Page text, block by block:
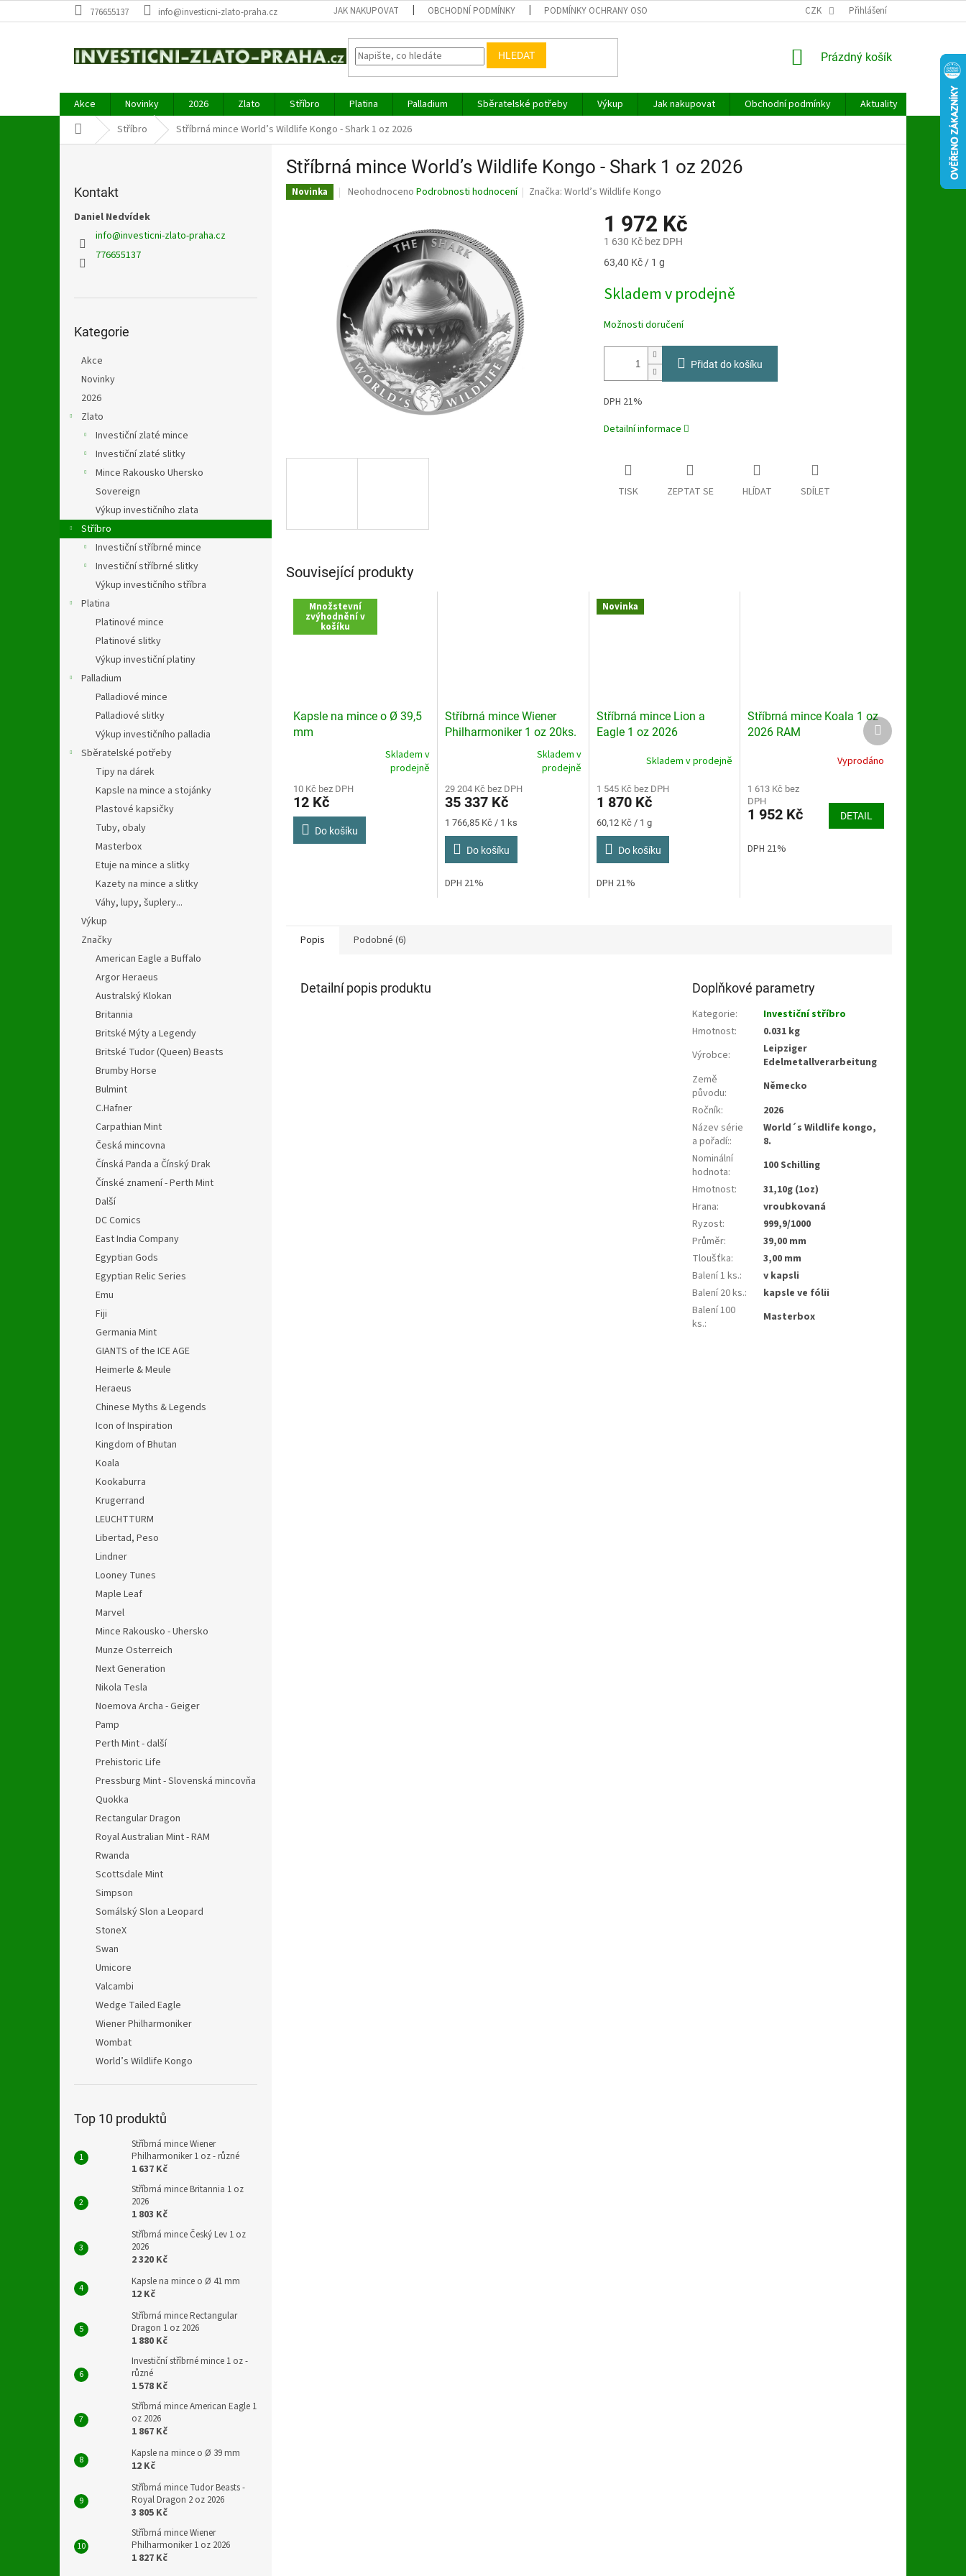
na
776655137 info@investicni-zlato-praha.cz JAK NAKUPOVAT OBCHODNÍ PODMÍNKY PODMÍNKY OCHRANY OSOBNÍCH ÚDAJŮ CZK Přihlášení
HLEDAT
NÁKUPNÍ
Prázdný košík
Akce Novinky 2026 Zlato Stříbro Platina Palladium Sběratelské potřeby Výkup Jak nakupovat Obchodní podmínky Aktuality
Kontakt
Domů Stříbro Stříbrná mince World’s Wildlife Kongo - Shark 1 oz 2026
Kontakt
Daniel Nedvídek
info@investicni-zlato-praha.cz
776655137
kategorie
Kategorie
Akce
Novinky
2026
Zlato
Investiční zlaté mince
Investiční zlaté slitky
Mince Rakousko Uhersko
Sovereign
Výkup investičního zlata
Stříbro
Investiční stříbrné mince
Investiční stříbrné slitky
Výkup investičního stříbra
Platina
Platinové mince
Platinové slitky
Výkup investiční platiny
Palladium
Palladiové mince
Palladiové slitky
Výkup investičního palladia
Sběratelské potřeby
Tipy na dárek
Kapsle na mince a stojánky
Plastové kapsičky
Tuby, obaly
Masterbox
Etuje na mince a slitky
Kazety na mince a slitky
Váhy, lupy, šuplery...
Výkup
Značky
American Eagle a Buffalo
Argor Heraeus
Australský Klokan
Britannia
Britské Mýty a Legendy
Britské Tudor (Queen) Beasts
Brumby Horse
Bulmint
C.Hafner
Carpathian Mint
Česká mincovna
Čínská Panda a Čínský Drak
Čínské znamení - Perth Mint
Další
DC Comics
East India Company
Egyptian Gods
Egyptian Relic Series
Emu
Fiji
Germania Mint
GIANTS of the ICE AGE
Heimerle & Meule
Heraeus
Chinese Myths & Legends
Icon of Inspiration
Kingdom of Bhutan
Koala
Kookaburra
Krugerrand
LEUCHTTURM
Libertad, Peso
Lindner
Looney Tunes
Maple Leaf
Marvel
Mince Rakousko - Uhersko
Munze Osterreich
Next Generation
Nikola Tesla
Noemova Archa - Geiger
Pamp
Perth Mint - další
Prehistoric Life
Pressburg Mint - Slovenská mincovňa
Quokka
Rectangular Dragon
Royal Australian Mint - RAM
Rwanda
Scottsdale Mint
Simpson
Somálský Slon a Leopard
StoneX
Swan
Umicore
Valcambi
Wedge Tailed Eagle
Wiener Philharmoniker
Wombat
World’s Wildlife Kongo
Top 10 produktů
Stříbrná mince Wiener
Philharmoniker 1 oz - různé
1 637 Kč
Stříbrná mince Britannia 1 oz
2026
1 803 Kč
Stříbrná mince Český Lev 1 oz
2026
2 320 Kč
Kapsle na mince o Ø 41 mm
12 Kč
Stříbrná mince Rectangular
Dragon 1 oz 2026
1 880 Kč
Investiční stříbrné mince 1 oz -
různé
1 578 Kč
Stříbrná mince American Eagle 1
oz 2026
1 867 Kč
Kapsle na mince o Ø 39 mm
12 Kč
Stříbrná mince Tudor Beasts -
Royal Dragon 2 oz 2026
3 805 Kč
Stříbrná mince Wiener
Philharmoniker 1 oz 2026
1 827 Kč
Stříbrná mince World’s Wildlife Kongo - Shark 1 oz 2026
Novinka
Průměrné
5
hvězdiček.
Neohodnoceno Podrobnosti hodnocení Značka:World’s Wildlife Kongo
1 972 Kč
1 630 Kč bez DPH
Měrná
63,40 Kč / 1 g
Skladem v prodejně
Možnosti doručení
Přidat do košíku
DPH 21%
Detailní informace
TISK ZEPTAT SE HLÍDAT SDÍLET
Související produkty
Množstevní
zvýhodnění v
košíku
Kapsle na mince o Ø 39,5
mm
produktu
je
2,7
5
Skladem v
prodejně
10 Kč bez DPH
12 Kč
Do košíku
Stříbrná mince Wiener
Philharmoniker 1 oz 20ks.
produktu
je
4,0
hvězdiček.
Skladem v
prodejně
29 204 Kč bez DPH
35 337 Kč
Měrná
cena:
1 766,85 Kč / 1 ks
Do košíku
DPH 21%
Novinka
Stříbrná mince Lion a
Eagle 1 oz 2026
Skladem v prodejně
1 545 Kč bez DPH
1 870 Kč
Měrná
cena:
60,12 Kč / 1 g
Do košíku
DPH 21%
Stříbrná mince Koala 1 oz
2026 RAM
Vyprodáno
1 613 Kč bez
DPH
1 952 Kč DETAIL
DPH 21%
Další
produkt
Popis Podobné (6)
Detailní popis produktu Doplňkové parametry
Kategorie:
Investiční stříbro
Hmotnost:
0.031 kg
Výrobce:
Leipziger
Edelmetallverarbeitung
Země
původu:
Německo
Ročník:
2026
Název série
a pořadí::
World´s Wildlife kongo,
8.
Nominální
hodnota:
100 Schilling
Hmotnost:
31,10g (1oz)
Hrana:
vroubkovaná
Ryzost:
999,9/1000
Průměr:
39,00 mm
Tloušťka:
3,00 mm
Balení 1 ks.:
v kapsli
Balení 20 ks.:
kapsle ve fólii
Balení 100
ks.: Masterbox